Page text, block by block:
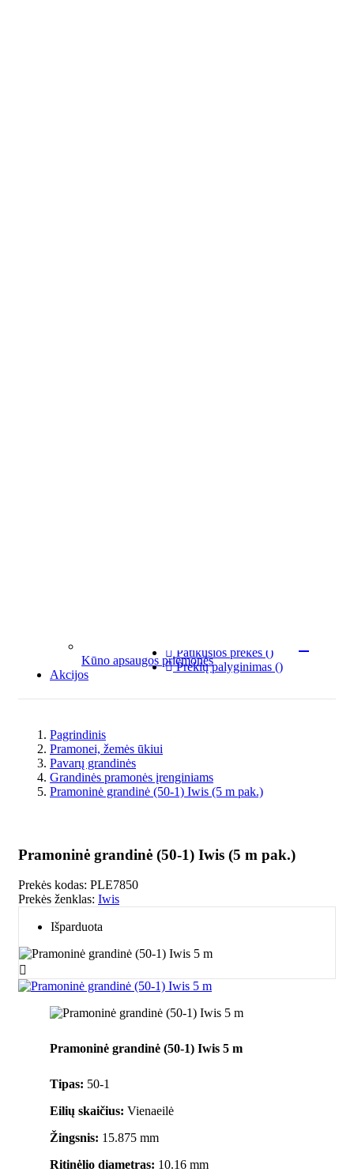
Patikusios prekės ( )
Prekių palyginimas ()
Kūno apsaugos priemonės
Akcijos
Pagrindinis
Pramonei, žemės ūkiui
Pavarų grandinės
Grandinės pramonės įrenginiams
Pramoninė grandinė (50-1) Iwis (5 m pak.)
Pramoninė grandinė (50-1) Iwis (5 m pak.)
Prekės kodas: PLE7850
Prekės ženklas: Iwis
Išparduota

Pramoninė grandinė (50-1) Iwis 5 m
Tipas: 50-1
Eilių skaičius: Vienaeilė
Žingsnis: 15.875 mm
Ritinėlio diametras: 10.16 mm